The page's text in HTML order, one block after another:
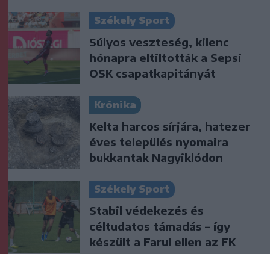
Székely Sport
Súlyos veszteség, kilenc
hónapra eltiltották a Sepsi
OSK csapatkapitányát
Krónika
Kelta harcos sírjára, hatezer
éves település nyomaira
bukkantak Nagyiklódon
Székely Sport
Stabil védekezés és
céltudatos támadás – így
készült a Farul ellen az FK